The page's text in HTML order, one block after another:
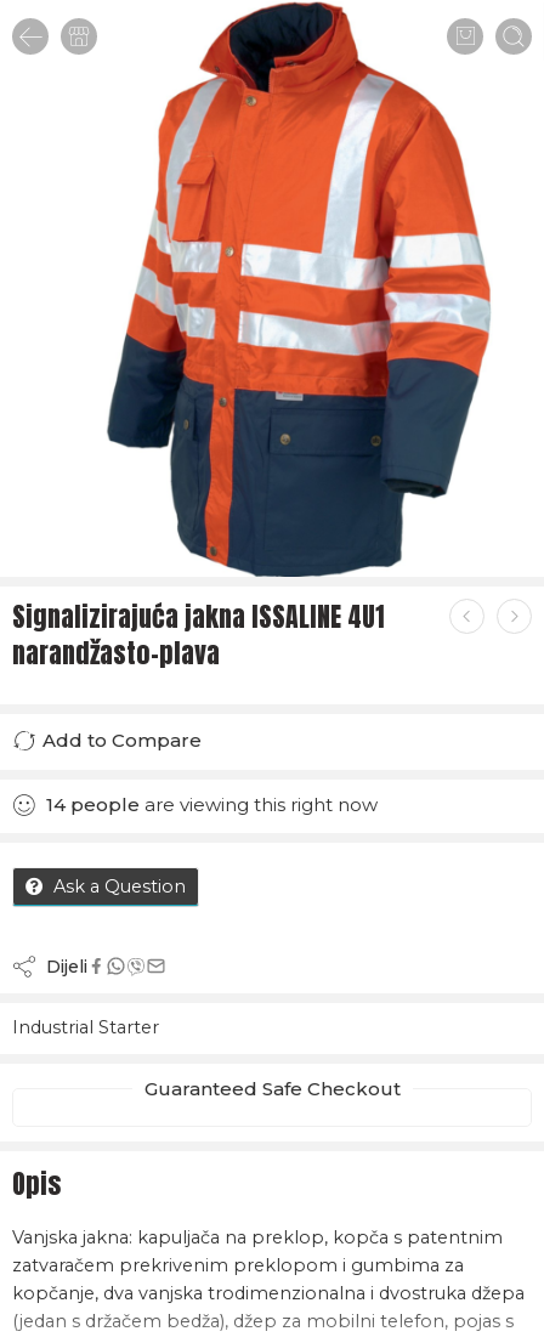
Signalizirajuća jakna ISSALINE 4U1
narandžasto-plava
Add to Compare
14 people are viewing this right now
Ask a Question
Dijeli
Industrial Starter
Guaranteed Safe Checkout
Opis
Vanjska jakna: kapuljača na preklop, kopča s patentnim
zatvaračem prekrivenim preklopom i gumbima za
kopčanje, dva vanjska trodimenzionalna i dvostruka džepa
(jedan s držačem bedža), džep za mobilni telefon, pojas s